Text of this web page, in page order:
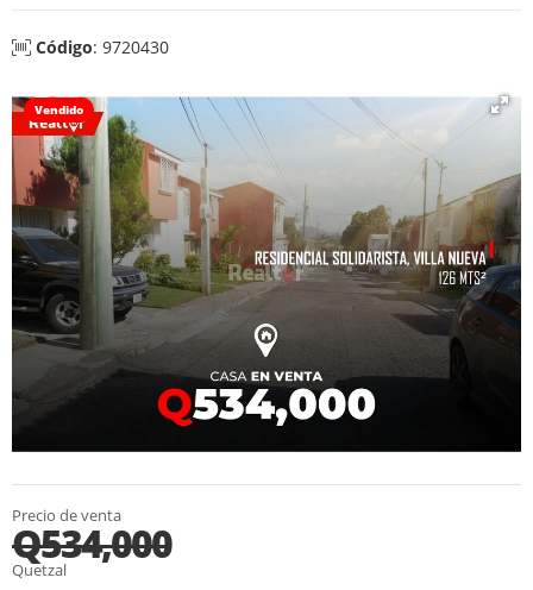
Código: 9720430
Vendido
Precio de venta
Q534,000
Quetzal